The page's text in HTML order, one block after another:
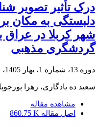
درک تأثیر تصویر
دلبستگی به مکان
شهر کربلا در
گردشگری مذهبی
دوره 13، شماره 1، بهار 1405، صفحه
سعید ده یادگاری، زهرا
مشاهده مقاله
اصل مقاله 860.75 K